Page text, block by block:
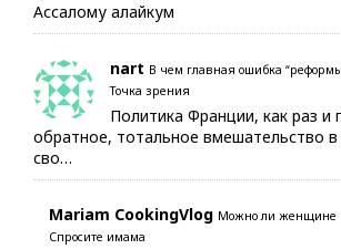
Ассалому алайкум
nart В чем главная ошибка
Точка зрения
Политика Франции, как раз и
обратное, тотальное вмешательство в
сво…
Mariam CookingVlog Можно ли женщине
Спросите имама